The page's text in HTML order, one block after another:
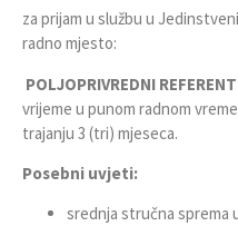
za prijam u službu u
radno mjesto:
POLJOPRIVREDNI
vrijeme u punom radnom
trajanju 3 (tri) mjeseca.
Posebni uvjeti:
srednja stručna sprema